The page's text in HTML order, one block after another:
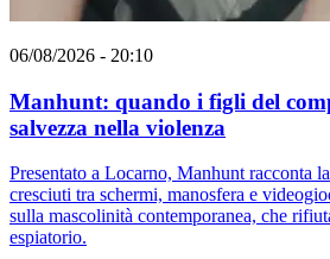
06/08/2026 - 20:10
Manhunt: quando i figli del
salvezza nella violenza
Presentato a Locarno, Manhunt racconta
cresciuti tra schermi, manosfera e
sulla mascolinità contemporanea, che
espiatorio.